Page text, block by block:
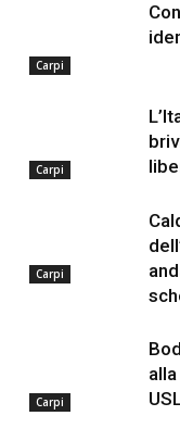
Carpi
Carpi
Carpi
Carpi